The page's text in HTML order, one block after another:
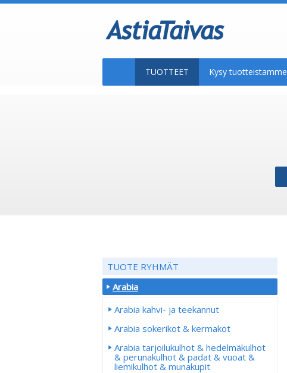
TUOTTEET Kysy tuotteistamme
TUOTE RYHMÄT
Arabia
Arabia kahvi- ja teekannut
Arabia sokerikot & kermakot
Arabia tarjoilukulhot & hedelmäkulhot
& perunakulhot & padat & vuoat &
liemikulhot & munakupit